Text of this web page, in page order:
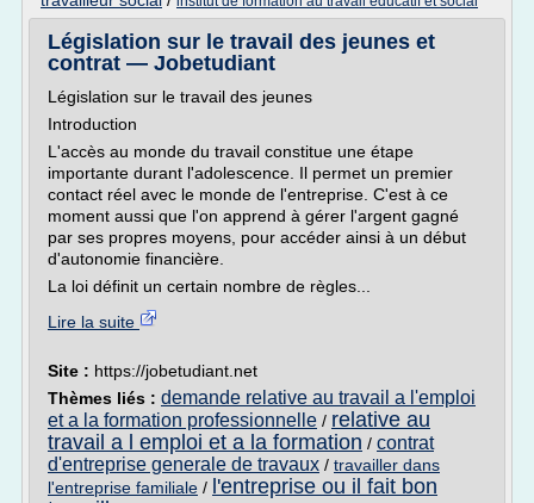
Législation sur le travail des jeunes et
contrat — Jobetudiant
Législation sur le travail des jeunes
Introduction
L'accès au monde du travail constitue une étape
importante durant l'adolescence. Il permet un premier
contact réel avec le monde de l'entreprise. C'est à ce
moment aussi que l'on apprend à gérer l'argent gagné
par ses propres moyens, pour accéder ainsi à un début
d'autonomie financière.
La loi définit un certain nombre de règles...
Lire la suite
Site : https://jobetudiant.net
Thèmes liés : demande relative au travail a l'emploi
et a la formation professionnelle / relative au
travail a l emploi et a la formation / contrat
d'entreprise generale de travaux / travailler dans
l'entreprise familiale / l'entreprise ou il fait bon